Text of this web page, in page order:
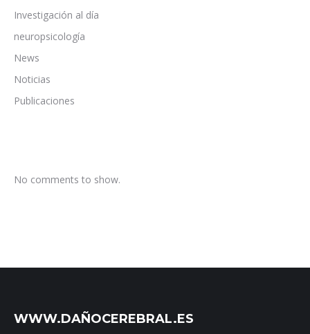
Investigación al día
neuropsicología
News
Noticias
Publicaciones
No comments to show.
WWW.DAÑOCEREBRAL.ES